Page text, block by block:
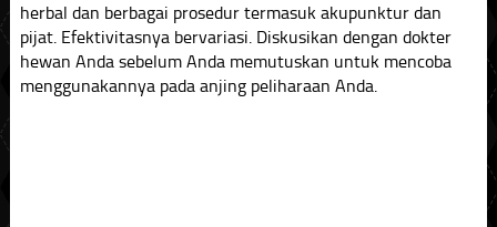
herbal dan berbagai prosedur termasuk akupunktur dan
pijat. Efektivitasnya bervariasi. Diskusikan dengan dokter
hewan Anda sebelum Anda memutuskan untuk mencoba
menggunakannya pada anjing peliharaan Anda.